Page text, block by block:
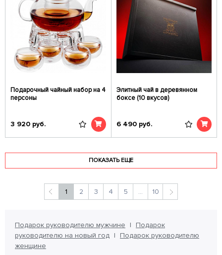
Подарочный чайный набор на 4
персоны
3 920 руб.
Элитный чай в деревянном
боксе (10 вкусов)
6 490 руб.
ПОКАЗАТЬ ЕЩЕ
1 2 3 4 5 ... 10
Подарок руководителю мужчине
Подарок
руководителю на новый год
Подарок руководителю
женщине